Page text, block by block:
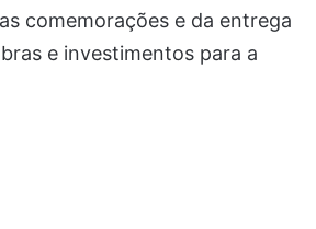
comemorações e da entrega
e investimentos para a